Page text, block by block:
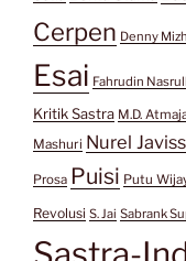
Cerpen Denny
Esai Fahrudin
Kritik Sastra M.D.
Mashuri Nurel
Prosa Puisi Putu
Revolusi S. Jai Sabrank